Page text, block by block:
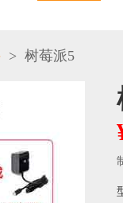
> 树莓派5